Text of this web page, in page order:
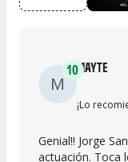
M
10MAYTE
¡Lo
Genial!! Jorge
actuación. Toca